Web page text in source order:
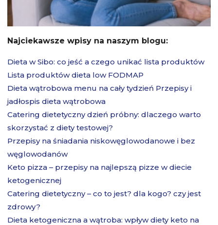
Najciekawsze wpisy na naszym blogu:
Dieta w Sibo: co jeść a czego unikać lista produktów
Lista produktów dieta low FODMAP
Dieta wątrobowa menu na cały tydzień Przepisy i
jadłospis dieta wątrobowa
Catering dietetyczny dzień próbny: dlaczego warto
skorzystać z diety testowej?
Przepisy na śniadania niskowęglowodanowe i bez
węglowodanów
Keto pizza – przepisy na najlepszą pizze w diecie
ketogenicznej
Catering dietetyczny – co to jest? dla kogo? czy jest
zdrowy?
Dieta ketogeniczna a wątroba: wpływ diety keto na